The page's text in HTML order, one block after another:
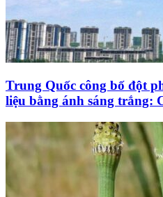
Trung Quốc công bố đột
liệu bằng ánh sáng trắng: